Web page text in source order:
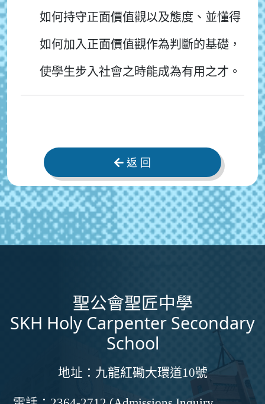
如何持守正面價值觀以及態度、並懂得
如何加入正面價值觀作為判斷的基礎，
使學生步入社會之時能成為有用之才。
返 回
聖公會聖匠中學
SKH Holy Carpenter Secondary
School
地址： 九龍紅磡大環道10號